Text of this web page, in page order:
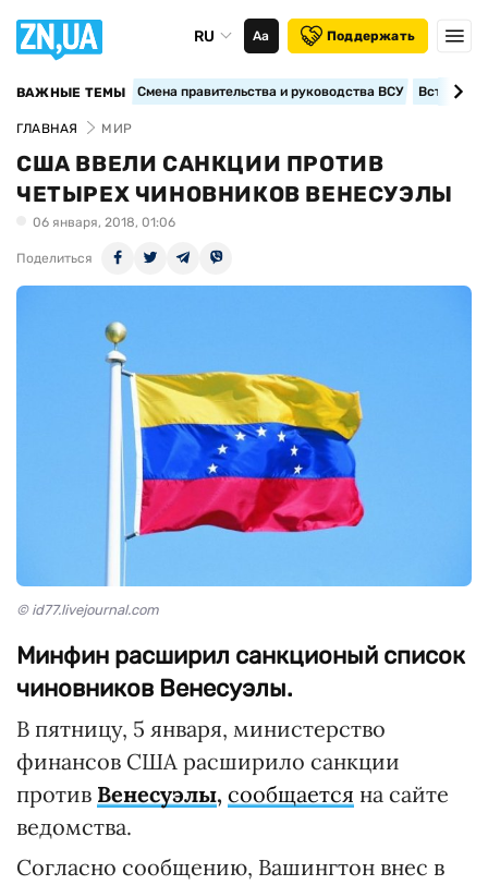
RU Аа Поддержать
ВАЖНЫЕ ТЕМЫ Смена правительства и руководства ВСУ
ГЛАВНАЯ МИР
США ВВЕЛИ САНКЦИИ ПРОТИВ
ЧЕТЫРЕХ ЧИНОВНИКОВ ВЕНЕСУЭЛЫ
06 января, 2018, 01:06
Поделиться
© id77.livejournal.com
Минфин расширил санкционый список
чиновников Венесуэлы.
В пятницу, 5 января, министерство
финансов США расширило санкции
против Венесуэлы, сообщается на сайте
ведомства.
Согласно сообщению, Вашингтон внес в